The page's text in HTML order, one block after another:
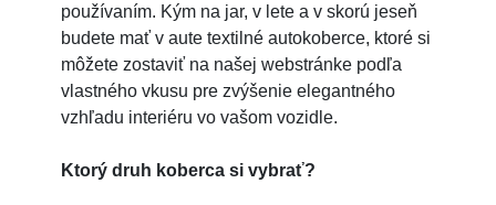
používaním. Kým na jar, v lete a v skorú jeseň
budete mať v aute textilné autokoberce, ktoré si
môžete zostaviť na našej webstránke podľa
vlastného vkusu pre zvýšenie elegantného
vzhľadu interiéru vo vašom vozidle.
Ktorý druh koberca si vybrať?